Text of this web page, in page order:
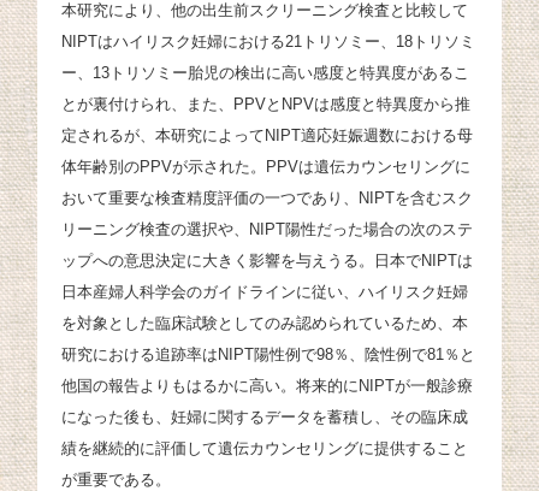
本研究により、他の出生前スクリーニング検査と比較して
NIPTはハイリスク妊婦における21トリソミー、18トリソミ
ー、13トリソミー胎児の検出に高い感度と特異度があるこ
とが裏付けられ、また、PPVとNPVは感度と特異度から推
定されるが、本研究によってNIPT適応妊娠週数における母
体年齢別のPPVが示された。PPVは遺伝カウンセリングに
おいて重要な検査精度評価の一つであり、NIPTを含むスク
リーニング検査の選択や、NIPT陽性だった場合の次のステ
ップへの意思決定に大きく影響を与えうる。日本でNIPTは
日本産婦人科学会のガイドラインに従い、ハイリスク妊婦
を対象とした臨床試験としてのみ認められているため、本
研究における追跡率はNIPT陽性例で98％、陰性例で81％と
他国の報告よりもはるかに高い。将来的にNIPTが一般診療
になった後も、妊婦に関するデータを蓄積し、その臨床成
績を継続的に評価して遺伝カウンセリングに提供すること
が重要である。